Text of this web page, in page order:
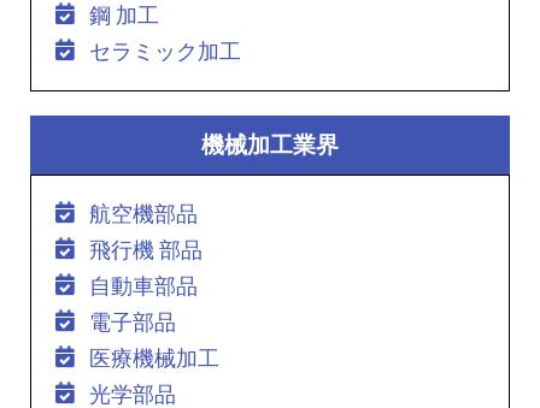
鋼 加工
セラミック加工
機械加工業界
航空機部品
飛行機 部品
自動車部品
電子部品
医療機械加工
光学部品